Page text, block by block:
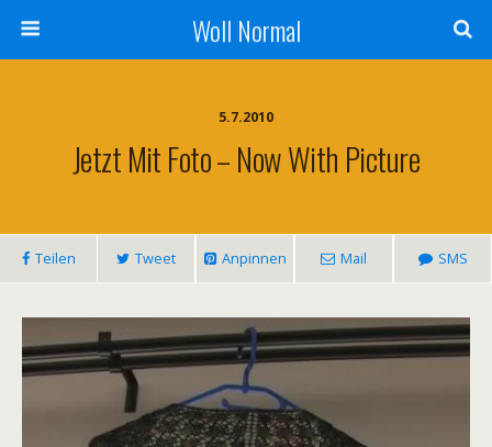
Woll Normal
5.7.2010
Jetzt Mit Foto – Now With Picture
Teilen Tweet Anpinnen Mail SMS